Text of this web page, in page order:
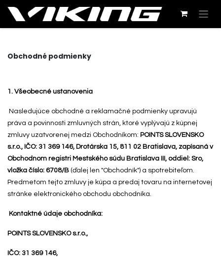
Obchodné podmienky
1. Všeobecné ustanovenia
Nasledujúce obchodné a reklamačné podmienky upravujú
práva a povinnosti zmluvných strán, ktoré vyplývajú z kúpnej
zmluvy uzatvorenej medzi Obchodníkom: POINTS SLOVENSKO
s.r.o., IČO: 31 369 146, Drotárska 15, 811 02 Bratislava, zapísaná v
Obchodnom registri Mestského súdu Bratislava III, oddiel: Sro,
vložka číslo: 6708/B (ďalej len "Obchodník") a spotrebiteľom.
Predmetom tejto zmluvy je kúpa a predaj tovaru na internetovej
stránke elektronického obchodu obchodníka.
Kontaktné údaje obchodníka:
POINTS SLOVENSKO s.r.o.,
IČO: 31 369 146,